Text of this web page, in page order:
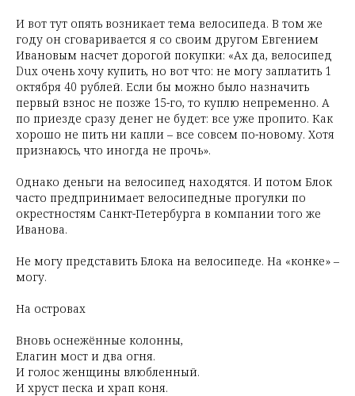
И вот тут опять возникает тема велосипеда. В том же
году он сговаривается я со своим другом Евгением
Ивановым насчет дорогой покупки: «Ах да, велосипед
Dux очень хочу купить, но вот что: не могу заплатить 1
октября 40 рублей. Если бы можно было назначить
первый взнос не позже 15-го, то куплю непременно. А
по приезде сразу денег не будет: все уже пропито. Как
хорошо не пить ни капли – все совсем по-новому. Хотя
признаюсь, что иногда не прочь».
Однако деньги на велосипед находятся. И потом Блок
часто предпринимает велосипедные прогулки по
окрестностям Санкт-Петербурга в компании того же
Иванова.
Не могу представить Блока на велосипеде. На «конке» –
могу.
На островах
Вновь оснежённые колонны,
Елагин мост и два огня.
И голос женщины влюбленный.
И хруст песка и храп коня.